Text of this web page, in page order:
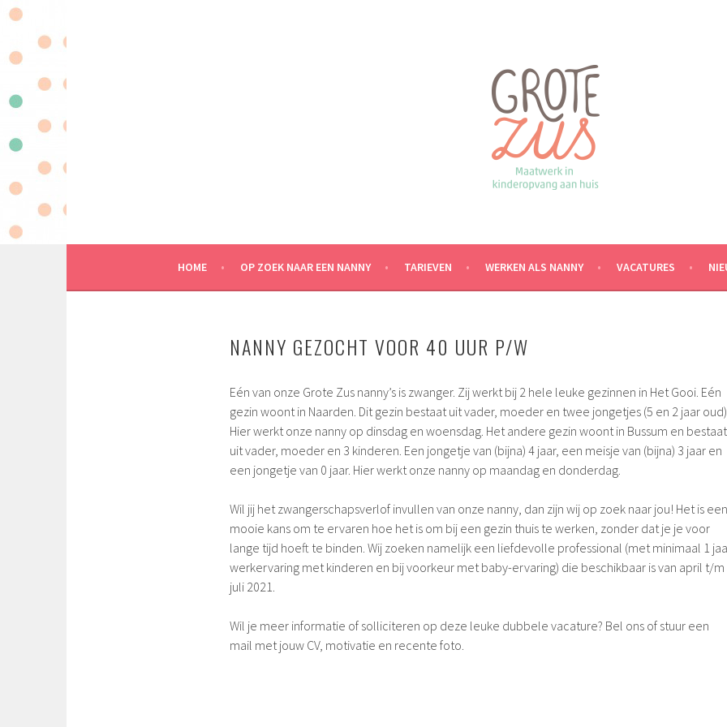
inhoud
HOME OP ZOEK NAAR EEN NANNY TARIEVEN WERKEN ALS NANNY VACATURES
NANNY GEZOCHT VOOR 40 UUR P/W
Eén van onze Grote Zus nanny’s is zwanger. Zij werkt bij 2 hele leuke gezinnen in Het Gooi. Eén
gezin woont in Naarden. Dit gezin bestaat uit vader, moeder en twee jongetjes (5 en 2 jaar
Hier werkt onze nanny op dinsdag en woensdag. Het andere gezin woont in Bussum en bestaat
uit vader, moeder en 3 kinderen. Een jongetje van (bijna) 4 jaar, een meisje van (bijna) 3 jaar en
een jongetje van 0 jaar. Hier werkt onze nanny op maandag en donderdag.
Wil jij het zwangerschapsverlof invullen van onze nanny, dan zijn wij op zoek naar jou! Het is een
mooie kans om te ervaren hoe het is om bij een gezin thuis te werken, zonder dat je je voor
lange tijd hoeft te binden. Wij zoeken namelijk een liefdevolle professional (met minimaal 1
werkervaring met kinderen en bij voorkeur met baby-ervaring) die beschikbaar is van april t/m
juli 2021.
Wil je meer informatie of solliciteren op deze leuke dubbele vacature? Bel ons of stuur een
mail met jouw CV, motivatie en recente foto.